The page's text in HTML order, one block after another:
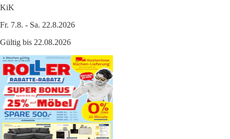
KiK
Fr. 7.8. - Sa. 22.8.2026
Gültig bis 22.08.2026